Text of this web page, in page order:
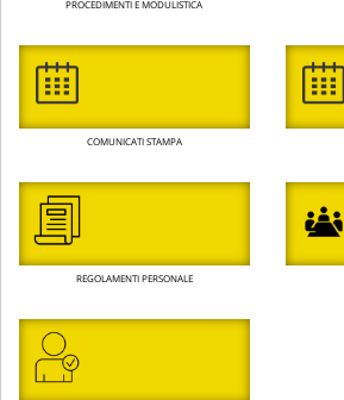
PROCEDIMENTI E MODULISTICA
COMUNICATI STAMPA
REGOLAMENTI PERSONALE